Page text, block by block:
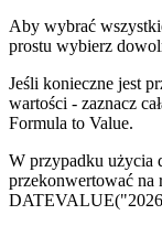
Aby wybrać
prostu wybierz
Jeśli konieczne jest
wartości - zaznacz
Formula to Value.
W przypadku użycia
przekonwertować na